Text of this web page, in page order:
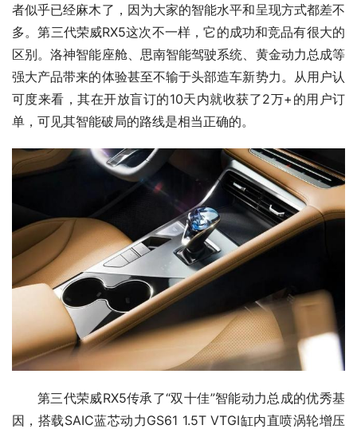
者似乎已经麻木了，因为大家的智能水平和呈现方式都差不
多。第三代荣威RX5这次不一样，它的成功和竞品有很大的
区别。洛神智能座舱、思南智能驾驶系统、黄金动力总成等
强大产品带来的体验甚至不输于头部造车新势力。从用户认
可度来看，其在开放盲订的10天内就收获了2万+的用户订
单，可见其智能破局的路线是相当正确的。
第三代荣威RX5传承了“双十佳”智能动力总成的优秀基
因，搭载SAIC蓝芯动力GS61 1.5T VTGI缸内直喷涡轮增压